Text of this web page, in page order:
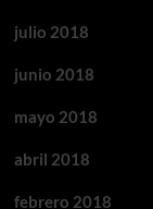
julio 2018
junio 2018
mayo 2018
abril 2018
febrero 2018